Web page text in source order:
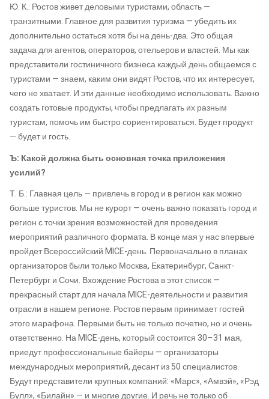
Ю. К.: Ростов живет деловыми туристами, область —
транзитными. Главное для развития туризма — убедить их
дополнительно остаться хотя бы на день-два. Это общая
задача для агентов, операторов, отельеров и властей. Мы как
представители гостиничного бизнеса каждый день общаемся с
туристами — знаем, каким они видят Ростов, что их интересует,
чего не хватает. И эти данные необходимо использовать. Важно
создать готовые продукты, чтобы предлагать их разным
туристам, помочь им быстро сориентироваться. Будет продукт
— будет и гость.
Ъ: Какой должна быть основная точка приложения
усилий?
Т. Б.: Главная цель — привлечь в город и в регион как можно
больше туристов. Мы не курорт — очень важно показать город и
регион с точки зрения возможностей для проведения
мероприятий различного формата. В конце мая у нас впервые
пройдет Всероссийский MICE-день. Первоначально в планах
организаторов были только Москва, Екатеринбург, Санкт-
Петербург и Сочи. Вхождение Ростова в этот список —
прекрасный старт для начала MICE-деятельности и развития
отрасли в нашем регионе. Ростов первым принимает гостей
этого марафона. Первыми быть не только почетно, но и очень
ответственно. На MICE-день, который состоится 30–31 мая,
приедут профессиональные байеры — организаторы
международных мероприятий, десант из 50 специалистов.
Будут представители крупных компаний: «Марс», «Амвэй», «Рэд
Булл», «Билайн» — и многие другие. И речь не только об